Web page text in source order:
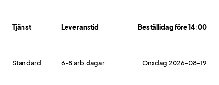
Tjänst Leveranstid Beställidag före 14:00
Standard 6-8 arb.dagar Onsdag 2026-08-19